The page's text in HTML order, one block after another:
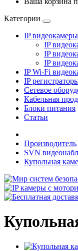
Категории
IP видеокамеры
IP
IP
IP
IP Wi-Fi
IP
Сетевое
Кабельная
Блоки питания
Статьи
Производитель
SVN
Купольная